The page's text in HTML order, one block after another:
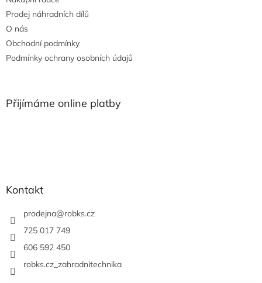
Prodej náhradních dílů
O nás
Obchodní podmínky
Podmínky ochrany osobních údajů
Přijímáme online platby
Kontakt
prodejna@robks.cz
725 017 749
606 592 450
robks.cz_zahradnitechnika